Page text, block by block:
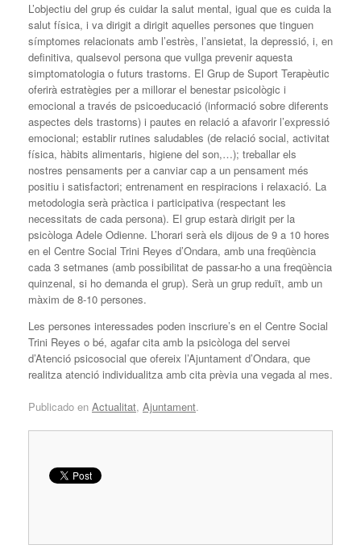
L’objectiu del grup és cuidar la salut mental, igual que es cuida la
salut física, i va dirigit a dirigit aquelles persones que tinguen
símptomes relacionats amb l’estrès, l’ansietat, la depressió, i, en
definitiva, qualsevol persona que vullga prevenir aquesta
simptomatologia o futurs trastorns. El Grup de Suport Terapèutic
oferirà estratègies per a millorar el benestar psicològic i
emocional a través de psicoeducació (informació sobre diferents
aspectes dels trastorns) i pautes en relació a afavorir l’expressió
emocional; establir rutines saludables (de relació social, activitat
física, hàbits alimentaris, higiene del son,…); treballar els
nostres pensaments per a canviar cap a un pensament més
positiu i satisfactori; entrenament en respiracions i relaxació. La
metodologia serà pràctica i participativa (respectant les
necessitats de cada persona). El grup estarà dirigit per la
psicòloga Adele Odienne. L’horari serà els dijous de 9 a 10 hores
en el Centre Social Trini Reyes d’Ondara, amb una freqüència
cada 3 setmanes (amb possibilitat de passar-ho a una freqüència
quinzenal, si ho demanda el grup). Serà un grup reduït, amb un
màxim de 8-10 persones.
Les persones interessades poden inscriure’s en el Centre Social
Trini Reyes o bé, agafar cita amb la psicòloga del servei
d’Atenció psicosocial que ofereix l’Ajuntament d’Ondara, que
realitza atenció individualitza amb cita prèvia una vegada al mes.
Publicado en Actualitat, Ajuntament.